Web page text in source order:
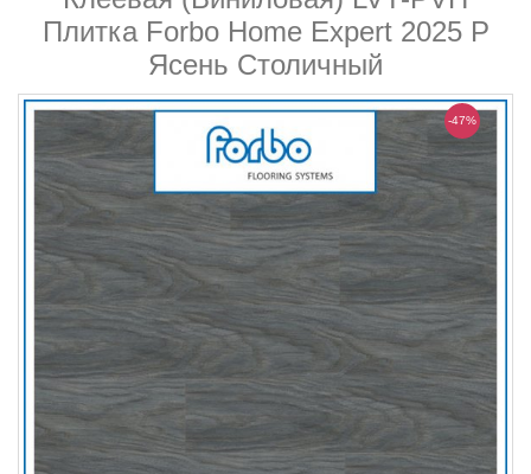
Плитка Forbo Home Expert 2025 P
Ясень Столичный
-47%